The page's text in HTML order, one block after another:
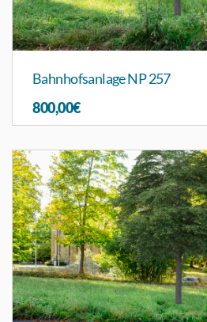
Bahnhofsanlage NP 257
800,00€